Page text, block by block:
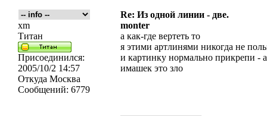
Re: Из одной линии - две.
xm
Титан
Присоединился:
2005/10/2 14:57
Откуда Москва
Сообщений: 6779
monter
а как-где вертеть то
я этими артлинями никогда не
и картинку нормально прикрепи -
имашек это зло